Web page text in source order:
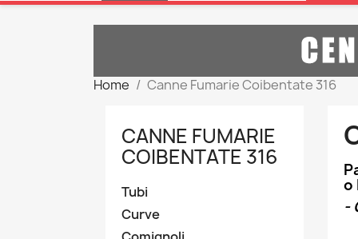
Home Canne Fumarie Coibentate 316
CANNE FUMARIE
COIBENTATE 316
Tubi
Curve
o
-